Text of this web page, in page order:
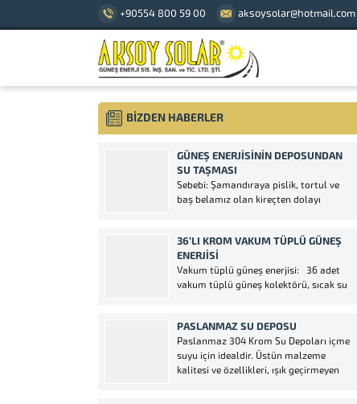
+90554 800 59 00 aksoysolar@hotmail.com
BİZDEN HABERLER
GÜNEŞ ENERJISININ DEPOSUNDAN
SU TAŞMASI
Sebebi: Şamandıraya pislik, tortul ve
baş belamız olan kireçten dolayı
olabilir. Şamandıra topu çıkmış olabilir.
Çekvalf arızalanmıştır ya da pislik,
tortu, veya kireç yapışmıştır. Eğer
enerjiniz belirli bir süre kullanılmamış
36’LI KROM VAKUM TÜPLÜ GÜNEŞ
ENERJISI
Vakum tüplü güneş enerjisi: 36 adet
vakum tüplü güneş kolektörü, sıcak su
tüplü enerji teknolojisi bugün piyasada
geleneksel emici adı altında daha iyi
performans sunar. Bu...
PASLANMAZ SU DEPOSU
Paslanmaz 304 Krom Su Depoları içme
suyu için idealdir. Üstün malzeme
kalitesi ve özellikleri, ışık geçirmeyen